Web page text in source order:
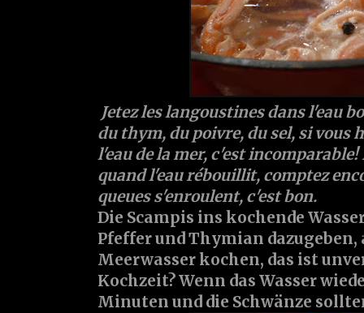
Jetez les langoustines dans l'eau
du thym, du poivre, du sel, si vous
l'eau de la mer, c'est
quand l'eau rébouillit, comptez
queues s'enroulent, c'est bon.
Die Scampis ins kochende
Pfeffer und Thymian dazugeben,
Meerwasser kochen, das ist
Kochzeit? Wenn das Wasser
Minuten und die Schwänze